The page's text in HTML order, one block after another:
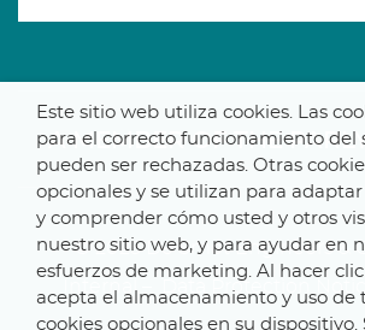
A MEMBER OF THE
© 2025 De Smet Engineers &
Internal– Data Protection
Este sitio web utiliza cookies. Las
para el correcto funcionamiento del
pueden ser rechazadas. Otras
opcionales y se utilizan para
y comprender cómo usted y otros
nuestro sitio web, y para ayudar en
esfuerzos de marketing. Al hacer
acepta el almacenamiento y uso de
cookies opcionales en su dispositivo.